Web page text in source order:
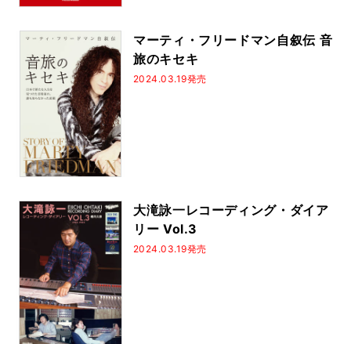
マーティ・フリードマン自叙伝 音
旅のキセキ
2024.03.19発売
大滝詠一レコーディング・ダイア
リー Vol.3
2024.03.19発売